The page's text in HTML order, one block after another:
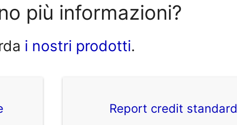
più informazioni?
i nostri prodotti.
Report credit standard